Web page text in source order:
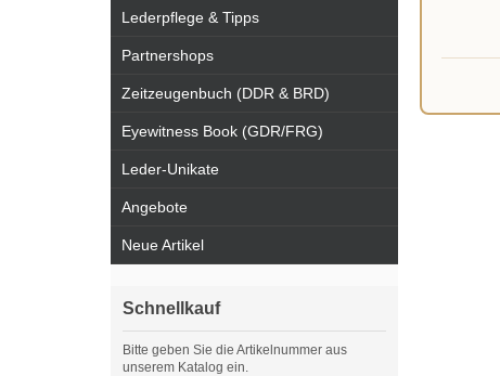
Lederpflege & Tipps
Partnershops
Zeitzeugenbuch (DDR & BRD)
Eyewitness Book (GDR/FRG)
Leder-Unikate
Angebote
Neue Artikel
Schnellkauf
Bitte geben Sie die Artikelnummer aus
unserem Katalog ein.